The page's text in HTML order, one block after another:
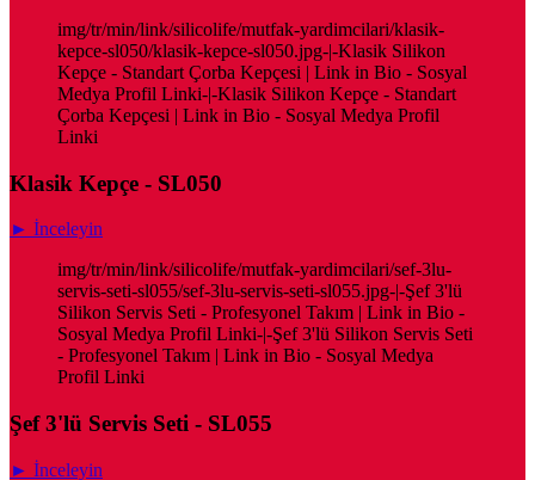
img/tr/min/link/silicolife/mutfak-yardimcilari/klasik-
kepce-sl050/klasik-kepce-sl050.jpg-|-Klasik Silikon
Kepçe - Standart Çorba Kepçesi | Link in Bio - Sosyal
Medya Profil Linki-|-Klasik Silikon Kepçe - Standart
Çorba Kepçesi | Link in Bio - Sosyal Medya Profil
Linki
Klasik Kepçe - SL050
► İnceleyin
img/tr/min/link/silicolife/mutfak-yardimcilari/sef-3lu-
servis-seti-sl055/sef-3lu-servis-seti-sl055.jpg-|-Şef 3'lü
Silikon Servis Seti - Profesyonel Takım | Link in Bio -
Sosyal Medya Profil Linki-|-Şef 3'lü Silikon Servis Seti
- Profesyonel Takım | Link in Bio - Sosyal Medya
Profil Linki
Şef 3'lü Servis Seti - SL055
► İnceleyin